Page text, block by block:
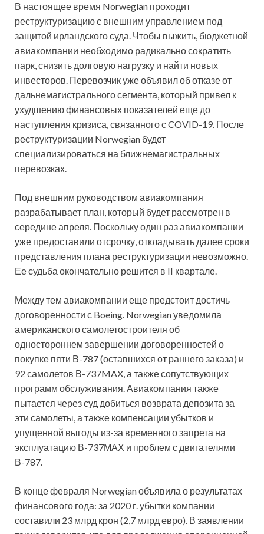
В настоящее время Norwegian проходит
реструктуризацию с внешним управлением под
защитой ирландского суда. Чтобы выжить, бюджетной
авиакомпании необходимо радикально сократить
парк, снизить долговую нагрузку и найти новых
инвесторов. Перевозчик уже объявил об отказе от
дальнемагистрального сегмента, который привел к
ухудшению финансовых показателей еще до
наступления кризиса, связанного с COVID-19. После
реструктуризации Norwegian будет
специализироваться на ближнемагистральных
перевозках.
Под внешним руководством авиакомпания
разрабатывает план, который будет рассмотрен в
середине апреля. Поскольку один раз авиакомпании
уже предоставили отсрочку, откладывать далее сроки
представления плана реструктуризации невозможно.
Ее судьба окончательно решится в II квартале.
Между тем авиакомпании еще предстоит достичь
договоренности с Boeing. Norwegian уведомила
американского самолетостроителя об
одностороннем завершении договоренностей о
покупке пяти В-787 (оставшихся от раннего заказа) и
92 самолетов В-737MAX, а также сопутствующих
программ обслуживания. Авиакомпания также
пытается через суд добиться возврата депозита за
эти самолеты, а также компенсации убытков и
упущенной выгоды из-за временного запрета на
эксплуатацию В-737МАХ и проблем с двигателями
В-787.
В конце февраля Norwegian объявила о результатах
финансового года: за 2020 г. убытки компании
составили 23 млрд крон (2,7 млрд евро). В заявлении